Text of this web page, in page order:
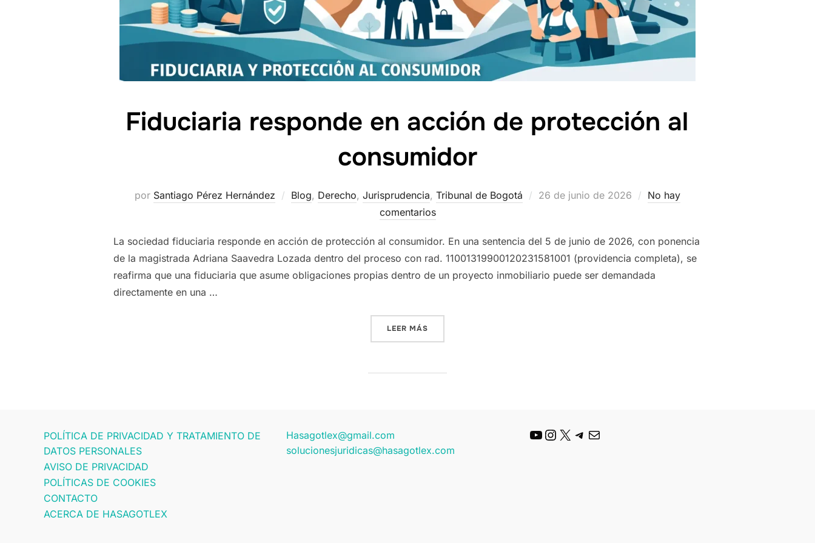
Fiduciaria responde en acción de protección al
consumidor
por Santiago Pérez Hernández Blog, Derecho, Jurisprudencia, Tribunal de Bogotá
Publicado
26 de junio de 2026
No hay
comentarios
La sociedad fiduciaria responde en acción de protección al consumidor. En una sentencia del 5 de junio de 2026, con ponencia
de la magistrada Adriana Saavedra Lozada dentro del proceso con rad. 11001319900120231581001 (providencia completa), se
reafirma que una fiduciaria que asume obligaciones propias dentro de un proyecto inmobiliario puede ser demandada
directamente en una …
LEER MÁS
POLÍTICA DE PRIVACIDAD Y TRATAMIENTO DE
DATOS PERSONALES
AVISO DE PRIVACIDAD
POLÍTICAS DE COOKIES
CONTACTO
ACERCA DE HASAGOTLEX
Hasagotlex@gmail.com
solucionesjuridicas@hasagotlex.com
YouTube
Instagram
X Telegram
Correo electrónico